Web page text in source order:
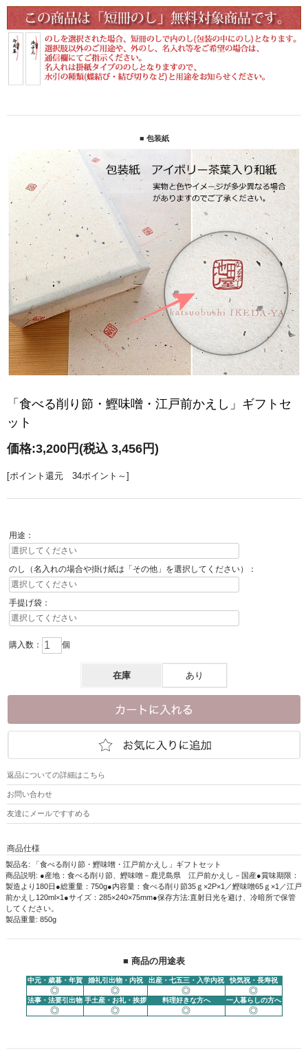
■ 包装紙
「食べる削り節・鰹味噌・江戸前かえし」ギフトセ
ット
価格:3,200円 (税込 3,456円)
[ポイント還元 34ポイント～]
用途：
のし（名入れの場合や掛け紙は「その他」を選択してください）：
手提げ袋：
購入数： 個
在庫 あり
返品についての詳細はこちら
お問い合わせ
友達にメールですすめる
商品仕様
製品名: 「食べる削り節・鰹味噌・江戸前かえし」ギフトセット
商品説明: ●産地：食べる削り節、鰹味噌－鹿児島県 江戸前かえし－国産●賞味期限：
製造より180日●総重量：750g●内容量：食べる削り節35ｇ×2P×1／鰹味噌65ｇ×1／江戸
前かえし120ml×1●サイズ：285×240×75mm●保存方法:直射日光を避け、冷暗所で保管
してください。
製品重量: 850g
■ 商品の用途表
中元・歳暮・年賀 婚礼引出物・内祝 出産・七五三・入学内祝 快気祝・長寿祝
◎ ◎ ◎ ◎
法事・法要引出物 手土産・お礼・挨拶 料理好きな方へ 一人暮らしの方へ
◎ ◎ ◎ ◎